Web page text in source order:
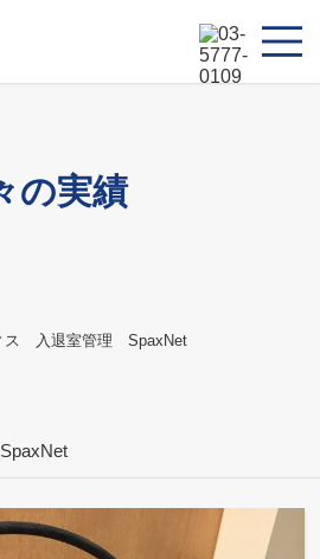
の実績
ス 入退室管理 SpaxNet